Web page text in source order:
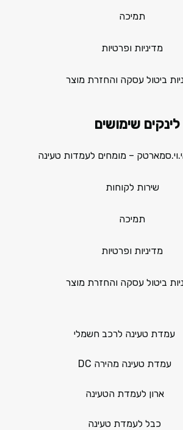
תמיכה
מדיניות ופרטיות
ביטול עסקה והחזרת מוצר
לינקים שימושים
– מומחים לעמדות טעינה
שירות לקוחות
תמיכה
מדיניות ופרטיות
ביטול עסקה והחזרת מוצר
עמדת טעינה לרכב חשמלי
עמדת טעינה מהירה DC
ארון לעמדת הטעינה
כבל לעמדת טעינה